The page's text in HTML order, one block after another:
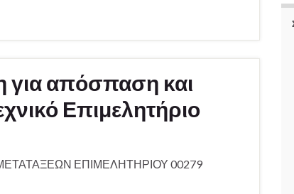
απόσπαση και
Επιμελητήριο
ΕΠΙΜΕΛΗΤΗΡΙΟΥ 00279